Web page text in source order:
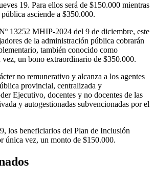
19. Para ellos será de $150.000 mientras
asciende a $350.000.
13252 MHIP-2024 del 9 de diciembre, este
de la administración pública cobrarán
también conocido como
un bono extraordinario de $350.000.
no remunerativo y alcanza a los agentes
provincial, centralizada y
Ejecutivo, docentes y no docentes de las
y autogestionadas subvencionadas por el
los beneficiarios del Plan de Inclusión
única vez, un monto de $150.000.